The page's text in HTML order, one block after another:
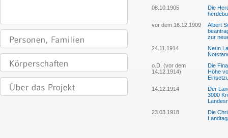
08.10.1905
Die
vor dem 16.12.1909
Albert
zur
24.11.1914
Neun
o.D. (vor dem
14.12.1914)
Die
Höhe
14.12.1914
Der
3000
23.03.1918
Die